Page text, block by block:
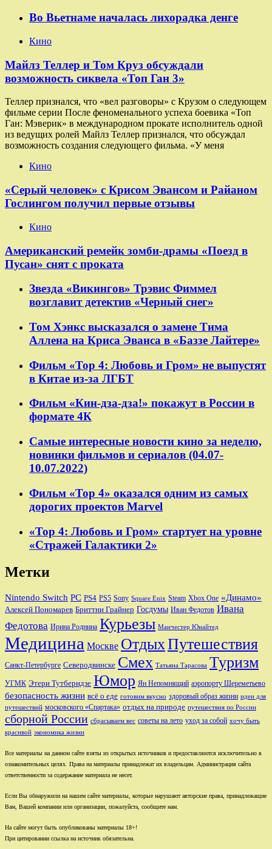
Во Вьетнаме началась лихорадка денге
Кино
Майлз Теллер и Том Круз обсуждали
возможность сиквела «Топ Ган 3»
Теллер признался, что «вел разговоры» с Крузом о следующем
фильме серии После феноменального успеха боевика «Топ
Ган: Мэверик» в международном прокате исполнитель одной
из ведущих ролей Майлз Теллер признался, что обсуждал
возможность создания следующего фильма. «У меня
Кино
«Серый человек» с Крисом Эвансом и Райаном
Гослингом получил первые отзывы
Кино
Американский ремейк зомби-драмы «Поезд в
Пусан» снят с проката
Звезда «Викингов» Трэвис Фиммел
возглавит детектив «Черный снег»
Том Хэнкс высказался о замене Тима
Аллена на Криса Эванса в «Баззе Лайтере»
Фильм «Тор 4: Любовь и Гром» не выпустят
в Китае из-за ЛГБТ
Фильм «Кин-дза-дза!» покажут в России в
формате 4К
Самые интересные новости кино за неделю,
новинки фильмов и сериалов (04.07-
10.07.2022)
Фильм «Тор 4» оказался одним из самых
дорогих проектов Marvel
«Тор 4: Любовь и Гром» стартует на уровне
«Стражей Галактики 2»
Метки
Nintendo Switch PC PS4 PS5 Sony Square Enix Steam Xbox One «Динамо»
Алексей Пономарев Бриттни Грайнер Госдумы Иван Федотов Ивана
Федотова Ирина Роднина Курьезы Манчестер Юнайтед
Медицина Москве ОтдыхПутешествия
Санкт-Петербурге Северодвинске Смех Татьяна Тарасова Туризм
УГМК Этери Тутберидзе Юмор Ян Непомнящий аэропорту Шереметьево
безопасность жизни всё о еде готовим вкусно здоровый образ жизни идеи для
путешествий московского «Спартака» отдых на природе путешествия по России
сборной России сбрасываем вес советы на лето уход за собой хочу быть
красивой экономика жизни
Все материалы на данном сайте взяты из открытых источников и предоставляются исключительно в
ознакомительных целях. Права на материалы принадлежат их владельцам. Администрация сайта
ответственности за содержание материала не несет.
Если Вы обнаружили на нашем сайте материалы, которые нарушают авторские права, принадлежащие
Вам, Вашей компании или организации, пожалуйста, сообщите нам.
На сайте могут быть опубликованы материалы 18+!
При цитировании ссылка на источник обязательна.